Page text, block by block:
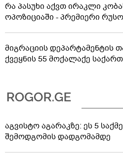
რა პასუხი აქვთ ირაკლი
ოპოზიციაში - პრემიერი
მიგრაციის დეპარტამენტის
ქვეყნის 55 მოქალაქე
აგვისტო აგარაკზე: ეს 5
შემოდგომის დადგომამდე